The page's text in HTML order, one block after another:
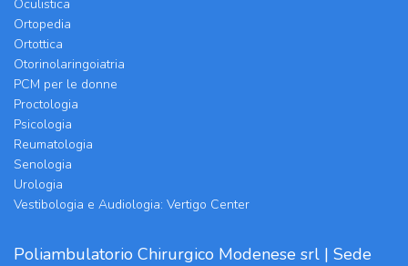
Oculistica
Ortopedia
Ortottica
Otorinolaringoiatria
PCM per le donne
Proctologia
Psicologia
Reumatologia
Senologia
Urologia
Vestibologia e Audiologia: Vertigo Center
Poliambulatorio Chirurgico Modenese srl | Sede